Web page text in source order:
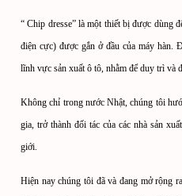
“ Chip dresse” là một thiết bị được dùng
điện cực) được gắn ở đầu của máy hàn.
lĩnh vực sản xuất ô tô, nhằm để duy trì và
Không chỉ trong nước Nhật, chúng tôi
gia, trở thành đối tác của các nhà sản
giới.
Hiện nay chúng tôi đã và đang mở rộng